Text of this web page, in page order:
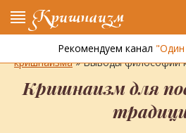
Кришнаизм
Рекомендуем канал"Один
Энциклопедия кришнаизма»
кришнаизма» Выводы философии
Кришнаизм для